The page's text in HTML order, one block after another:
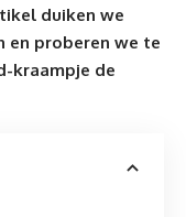
duiken we
en proberen we te
kraampje de